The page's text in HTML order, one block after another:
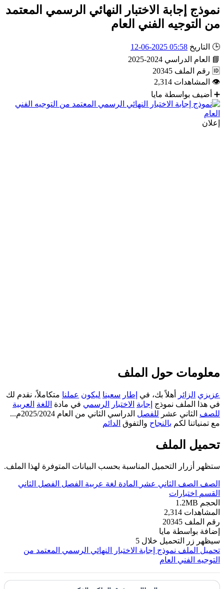
نموذج إجابة الاختبار النهائي الرسمي المعتمد
من التوجيه الفني العام
🕒 التاريخ 05:58 2025-06-12
📘
العام الدراسي 2024-2025
🆔 رقم الملف 20345
👁
المشاهدات 2,314
➕
أضيف بواسطة مايا
إعلان
معلومات حول الملف
عزيزي الزائر أهلاً بك، في إطار سعينا ليكون عملنامتكاملاً، نقدم لك
في هذا الملف نموذج إجابة الاختبار الرسميفي مادة اللغة
العربية
للصفالثاني عشر للفصل
الدراسي الثاني من العام 2025/2024م...
مع تمنياتنا لكم بالنجاحوالتفوق الدائم
تحميل الملف
ستظهر أزرار التحميل المناسبة بحسب البيانات المتوفرة لهذا الملف.
الصف الصف الثاني عشر المادة لغة عربية الفصل
الفصل الثاني
القسم
اختبارات
الحجم 1.2MB
المشاهدات 2,314
رقم الملف 20345
إضافة بواسطة مايا
سيظهر زر التحميل خلال 5
تحميل الملف نموذج إجابة الاختبار النهائي الرسمي المعتمد من
التوجيه الفني العام